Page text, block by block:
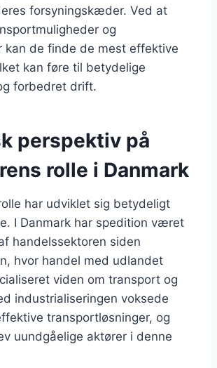
forsyningskæder. Ved at
og
kan de finde de mest effektive
kan føre til betydelige
forbedret drift.
perspektiv på
rolle i Danmark
har udviklet sig betydeligt
I Danmark har spedition været
handelssektoren siden
hvor handel med udlandet
viden om transport og
industrialiseringen voksede
transportløsninger, og
uundgåelige aktører i denne